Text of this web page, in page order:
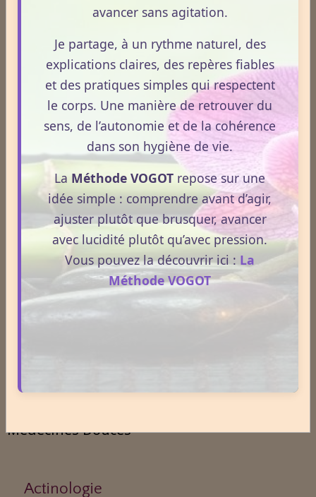
Médecines Holistiques
Plantes / affections
Acouphènes
Addiction
Allergies
Aphrodisiaque
Médecines Douces
Actinologie
avancer sans agitation.
Je partage, à un rythme naturel, des
explications claires, des repères fiables
et des pratiques simples qui respectent
le corps. Une manière de retrouver du
sens, de l’autonomie et de la cohérence
dans son hygiène de vie.
La Méthode VOGOT repose sur une
idée simple : comprendre avant d’agir,
ajuster plutôt que brusquer, avancer
avec lucidité plutôt qu’avec pression.
Vous pouvez la découvrir ici : La
Méthode VOGOT